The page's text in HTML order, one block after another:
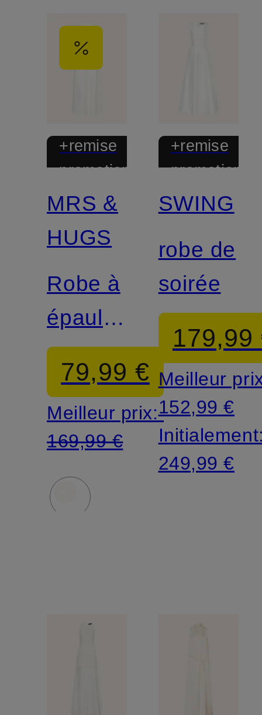
+remise
promotionnelle
MRS &
HUGS
Robe à
épaules
dénudées
79,99 €
Meilleur prix:
169,99 €
+remise
SWING
robe de
soirée
179,99
Meilleur
152,99 €
249,99 €